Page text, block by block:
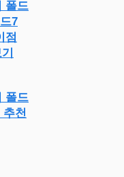
폴드
7
점
폴드
추천